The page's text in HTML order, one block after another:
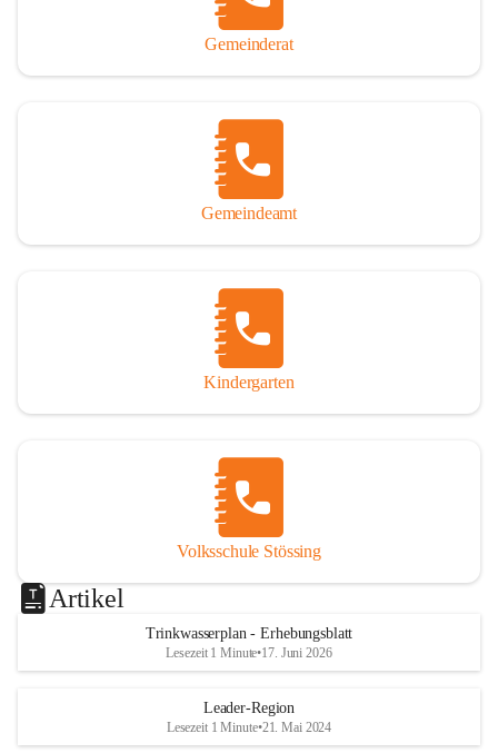
Gemeinderat
Gemeindeamt
Kindergarten
Volksschule Stössing
Artikel
Trinkwasserplan - Erhebungsblatt
Lesezeit 1 Minute•17. Juni 2026
Leader-Region
Lesezeit 1 Minute•21. Mai 2024